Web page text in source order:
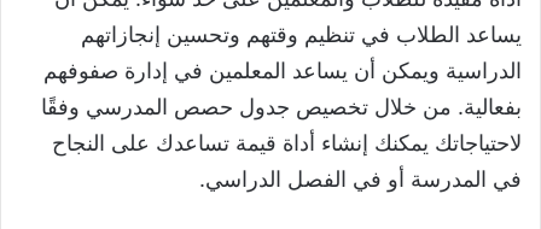
يساعد الطلاب في تنظيم وقتهم وتحسين إنجازاتهم
الدراسية ويمكن أن يساعد المعلمين في إدارة صفوفهم
بفعالية. من خلال تخصيص جدول حصص المدرسي وفقًا
لاحتياجاتك يمكنك إنشاء أداة قيمة تساعدك على النجاح
في المدرسة أو في الفصل الدراسي.